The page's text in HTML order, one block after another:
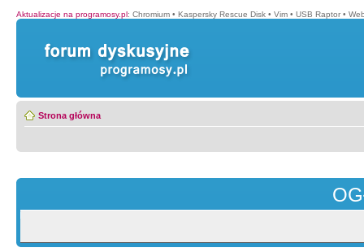
Aktualizacje na programosy.pl: Chromium • Kaspersky Rescue Disk • Vim • USB Raptor •
Strona główna